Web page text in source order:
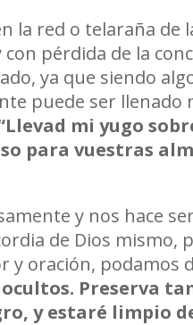
la red o telaraña de
pérdida de la
ya que siendo
puede ser llenado
Llevad mi yugo
para vuestras
y nos hace
de Dios mismo,
y oración, podamos
Preserva
y estaré limpio